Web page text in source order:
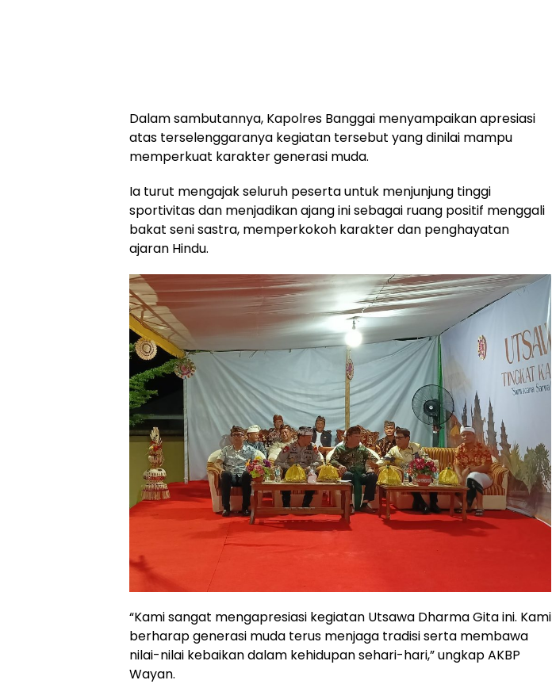
Dalam sambutannya, Kapolres Banggai menyampaikan apresiasi
atas terselenggaranya kegiatan tersebut yang dinilai mampu
memperkuat karakter generasi muda.
Ia turut mengajak seluruh peserta untuk menjunjung tinggi
sportivitas dan menjadikan ajang ini sebagai ruang positif menggali
bakat seni sastra, memperkokoh karakter dan penghayatan
ajaran Hindu.
“Kami sangat mengapresiasi kegiatan Utsawa Dharma Gita ini. Kami
berharap generasi muda terus menjaga tradisi serta membawa
nilai-nilai kebaikan dalam kehidupan sehari-hari,” ungkap AKBP
Wayan.